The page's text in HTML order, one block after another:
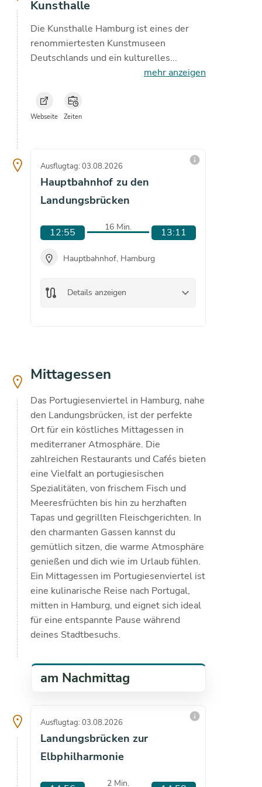
Kunsthalle
Die Kunsthalle Hamburg ist eines der
renommiertesten Kunstmuseen
Deutschlands und ein kulturelles...
mehr anzeigen
Webseite Zeiten
Ausflugtag: 03.08.2026
Hauptbahnhof zu den
Landungsbrücken
12:55 16 Min. 13:11
Hauptbahnhof, Hamburg
route Details anzeigen keyboard_arrow_down
info
Mittagessen
Das Portugiesenviertel in Hamburg, nahe
den Landungsbrücken, ist der perfekte
Ort für ein köstliches Mittagessen in
mediterraner Atmosphäre. Die
zahlreichen Restaurants und Cafés bieten
eine Vielfalt an portugiesischen
Spezialitäten, von frischem Fisch und
Meeresfrüchten bis hin zu herzhaften
Tapas und gegrillten Fleischgerichten. In
den charmanten Gassen kannst du
gemütlich sitzen, die warme Atmosphäre
genießen und dich wie im Urlaub fühlen.
Ein Mittagessen im Portugiesenviertel ist
eine kulinarische Reise nach Portugal,
mitten in Hamburg, und eignet sich ideal
für eine entspannte Pause während
deines Stadtbesuchs.
am Nachmittag
Ausflugtag: 03.08.2026
Landungsbrücken zur
Elbphilharmonie
2 Min.
info